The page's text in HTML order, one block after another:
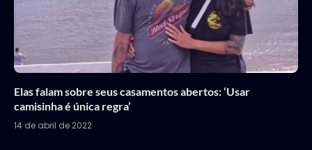
Elas falam sobre seus casamentos abertos: ‘Usar
camisinha é única regra’
14 de abril de 2022